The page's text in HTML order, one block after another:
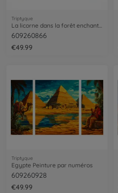
Triptyque
La licorne dans la forêt enchantée - peinture par numéros
609260866
€49.99
Triptyque
Egypte Peinture par numéros
609260928
€49.99